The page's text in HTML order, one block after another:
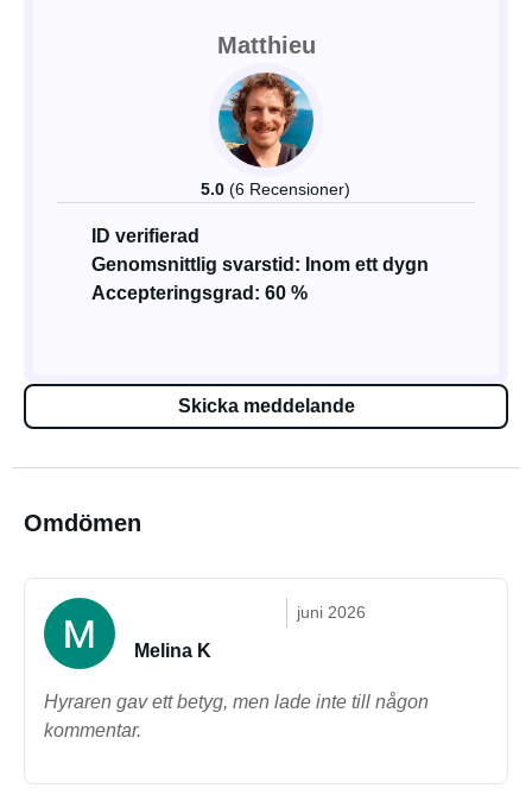
Matthieu
5.0 (6 Recensioner)
ID verifierad
Genomsnittlig svarstid: Inom ett dygn
Accepteringsgrad: 60 %
Skicka meddelande
Omdömen
juni 2026
Melina K
Hyraren gav ett betyg, men lade inte till någon
kommentar.